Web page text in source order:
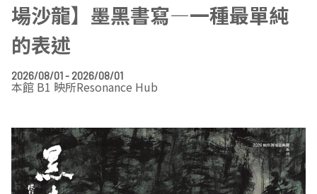
藝術生態園區
兒童美術館
無障礙服務專區
易讀手冊
高美書屋
三秌茶屋
Pasadena
精選典藏
典藏圖檔申請
藝術認證 / 百夜默讀 / 高雄ART青
南島當代記憶工程
視覺藝術影像資料庫
研究出版
系列出版
線上學習
線上書
雄雄藝見你│Podcast
時代之聲│Podcasts
典藏賞析│Podcasts
藝術認證│高美館館刊
百夜藝術默讀│典藏閱讀
線上展覽
珍珠—南方視野的女性藝術
多元史觀特藏室二部曲：南方作為衝撞之所
透景線：實境的疊隱與擴張
民・間
AR/VR體驗
寓懷的行板：劉生容研究展
感知棲所— 關鍵典藏2019-2020
南方作為相遇之所
線上學習資源
美術資源教室-手作課程
藝術遊戲號
高美館
關於高美館/年報
關於館長
規劃傳承
高美館大事記
兒童美術館
關於兒童美術館
藝術生態園區
美術館會員
合作夥伴
場沙龍】墨黑書寫—一種最單純
的表述
2026/08/01 - 2026/08/01
本館 B1 映所Resonance Hub